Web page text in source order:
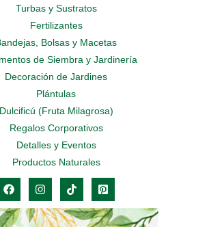
Turbas y Sustratos
Fertilizantes
Bolsas y Macetas
de Siembra y Jardinería
Decoración de Jardines
Plántulas
Dulcificú (Fruta Milagrosa)
Regalos Corporativos
Detalles y Eventos
Productos Naturales